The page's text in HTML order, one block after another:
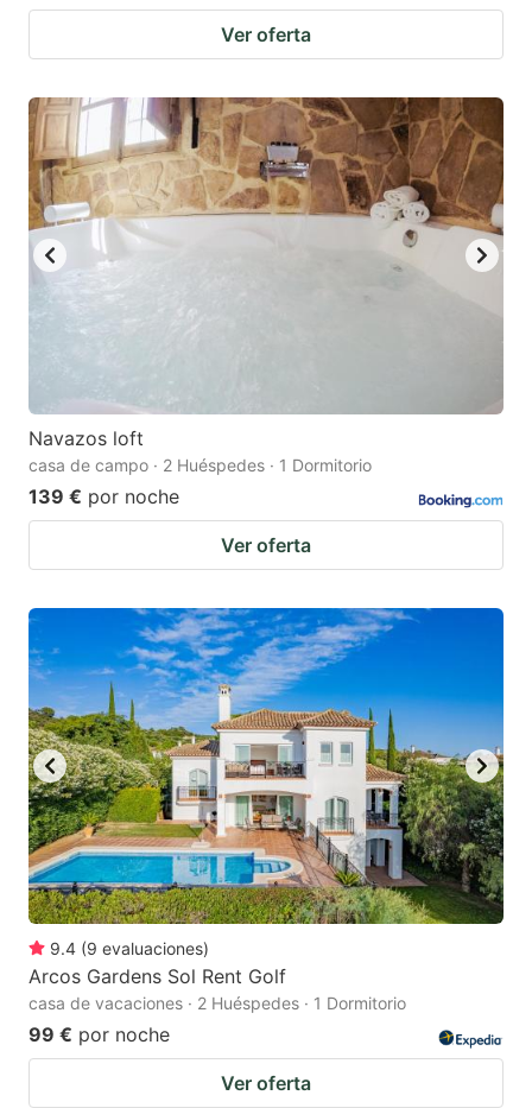
Ver oferta
Navazos loft
casa de campo · 2 Huéspedes · 1 Dormitorio
139 € por noche
Ver oferta
9.4 (9 evaluaciones)
Arcos Gardens Sol Rent Golf
casa de vacaciones · 2 Huéspedes · 1 Dormitorio
99 € por noche
Ver oferta